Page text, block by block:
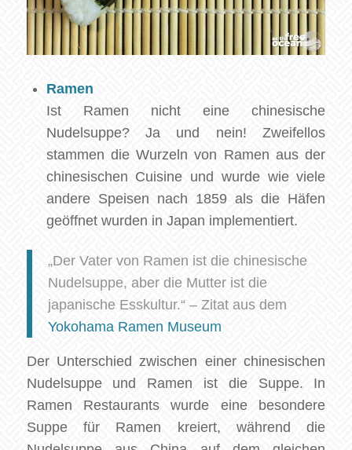
Ramen
Ist Ramen nicht eine chinesische
Nudelsuppe? Ja und nein! Zweifellos
stammen die Wurzeln von Ramen aus der
chinesischen Cuisine und wurde wie viele
andere Speisen nach 1859 als die Häfen
geöffnet wurden in Japan implementiert.
„Der Vater von Ramen ist die chinesische
Nudelsuppe, aber die Mutter ist die
japanische Esskultur.“ – Zitat aus dem
Yokohama Ramen Museum
Der Unterschied zwischen einer chinesischen
Nudelsuppe und Ramen ist die Suppe. In
Ramen Restaurants wurde eine besondere
Suppe für Ramen kreiert, während die